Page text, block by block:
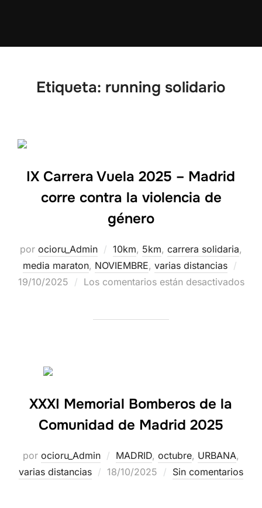
Etiqueta: running solidario
IX Carrera Vuela 2025 – Madrid
corre contra la violencia de
género
por ocioru_Admin 10km, 5km, carrera solidaria,
media maraton, NOVIEMBRE, varias distancias
19/10/2025
Los comentarios están desactivados
XXXI Memorial Bomberos de la
Comunidad de Madrid 2025
por ocioru_Admin MADRID, octubre, URBANA,
varias distancias
18/10/2025 Sin comentarios